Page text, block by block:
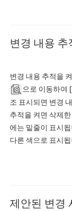
변경 내용
변경 내용 추적을
으로 이동하여
조 표시되면 변경
추적을 켜면 삭제
에는 밑줄이 표시
다른 색으로 표시
제안된 변경